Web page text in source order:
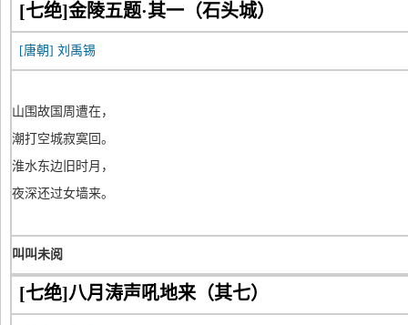
[七绝]金陵五题·其一（石头城）
[唐朝] 刘禹锡
山围故国周遭在，
潮打空城寂寞回。
淮水东边旧时月，
夜深还过女墙来。
叫叫未阅
[七绝]八月涛声吼地来（其七）